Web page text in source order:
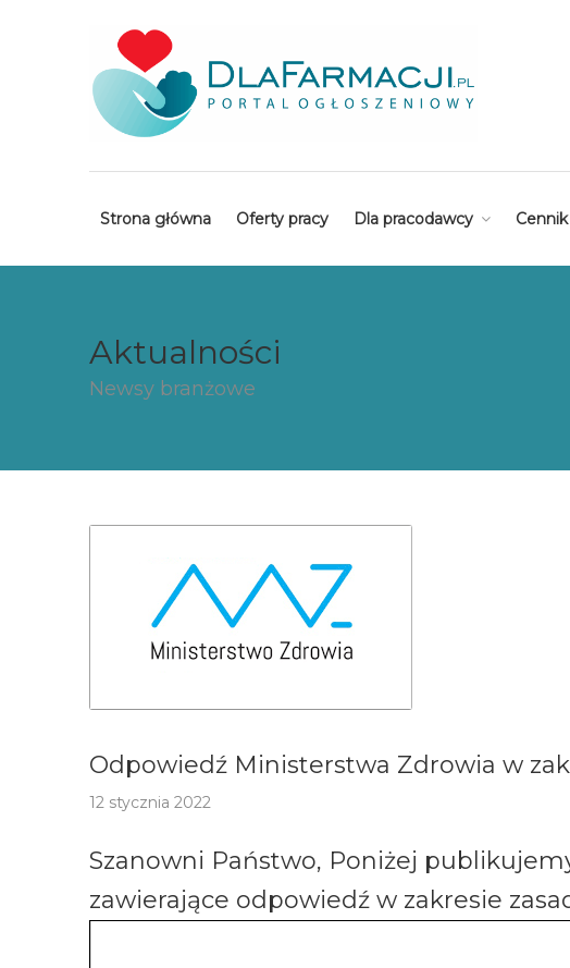
Strona główna Oferty pracy Dla pracodawcy Cennik
Aktualności
Newsy branżowe
Odpowiedź Ministerstwa Zdrowia w
12 stycznia 2022
Szanowni Państwo, Poniżej
zawierające odpowiedź w zakresie